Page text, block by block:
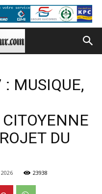
MUSIQUE,
DU
23938